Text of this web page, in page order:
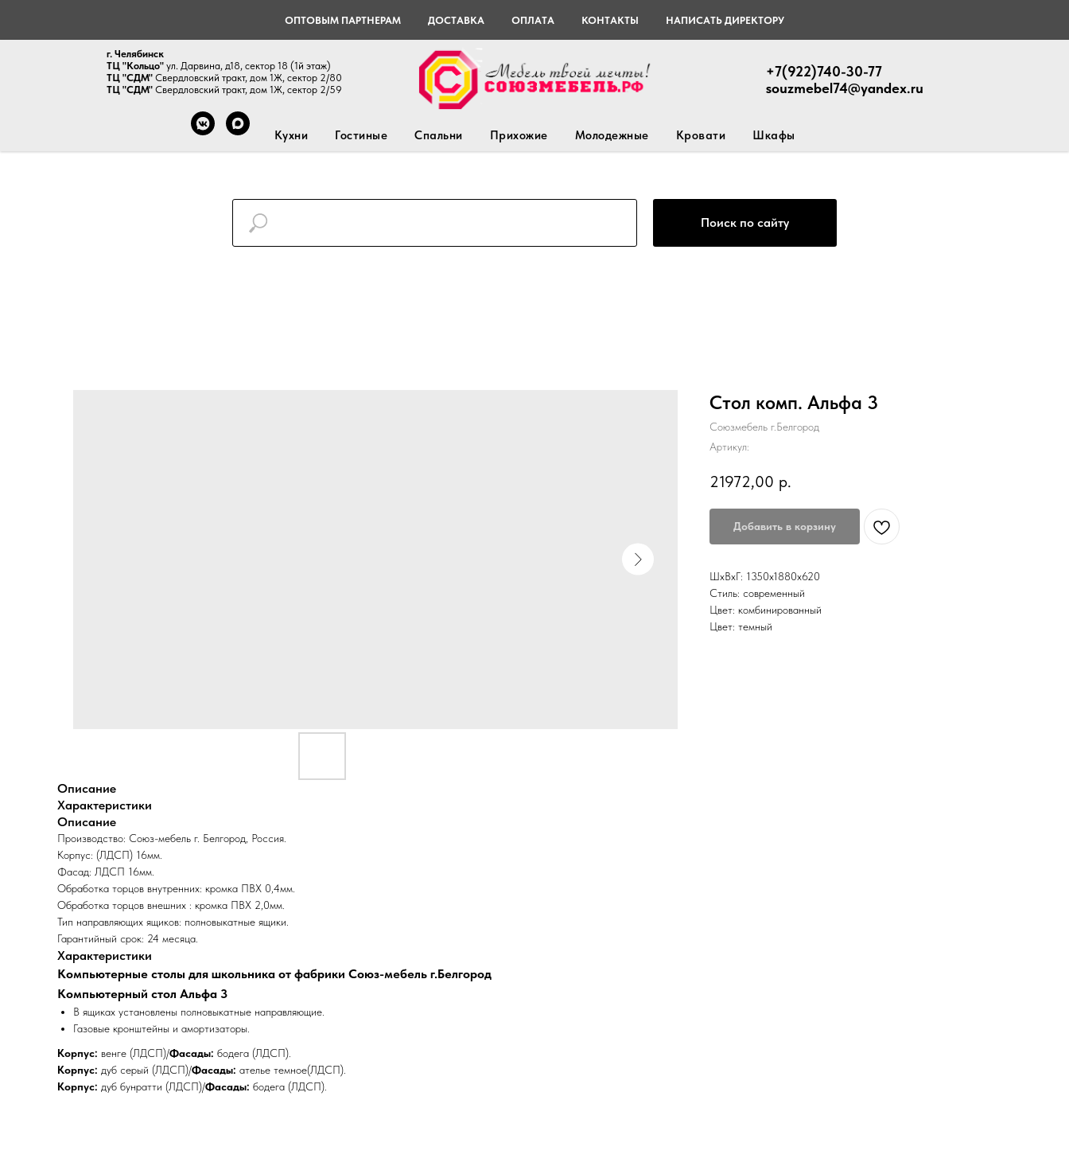
ОПТОВЫМ ПАРТНЕРАМ ДОСТАВКА ОПЛАТА КОНТАКТЫ НАПИСАТЬ ДИРЕКТОРУ
г. Челябинск
ТЦ "Кольцо" ул. Дарвина, д18, сектор 18 (1й этаж)
ТЦ "СДМ" Свердловский тракт, дом 1Ж, сектор 2/80
ТЦ "СДМ" Свердловский тракт, дом 1Ж, сектор 2/59
+7(922)740-30-77
souzmebel74@yandex.ru
Кухни Гостиные Спальни Прихожие Молодежные Кровати Шкафы
Поиск по сайту
Стол комп. Альфа 3
Союзмебель г.Белгород
Артикул:
21972,00 р.
Добавить в корзину
ШхВхГ: 1350х1880х620
Стиль: современный
Цвет: комбинированный
Цвет: темный
Описание
Характеристики
Описание
Производство: Союз-мебель г. Белгород, Россия.
Корпус: (ЛДСП) 16мм.
Фасад: ЛДСП 16мм.
Обработка торцов внутренних: кромка ПВХ 0,4мм.
Обработка торцов внешних : кромка ПВХ 2,0мм.
Тип направляющих ящиков: полновыкатные ящики.
Гарантийный срок: 24 месяца.
Характеристики
Компьютерные столы для школьника от фабрики Союз-мебель г.Белгород
Компьютерный стол Альфа 3
В ящиках установлены полновыкатные направляющие.
Газовые кронштейны и амортизаторы.
Корпус: венге (ЛДСП)/Фасады: бодега (ЛДСП).
Корпус: дуб серый (ЛДСП)/Фасады: ателье темное(ЛДСП).
Корпус: дуб бунратти (ЛДСП)/Фасады: бодега (ЛДСП).